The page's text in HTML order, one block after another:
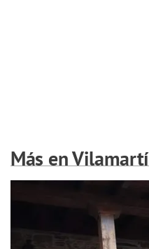
Más en